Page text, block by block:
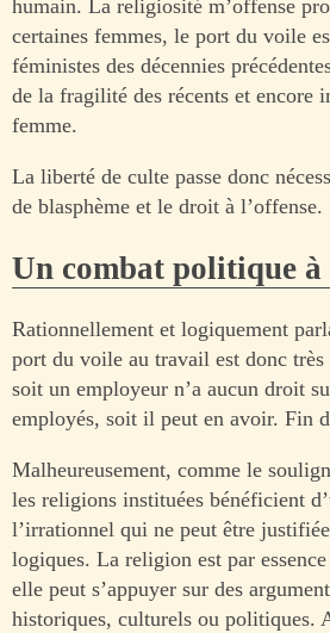
humain. La religiosité m’offense
certaines femmes, le port du voile
féministes des décennies
de la fragilité des récents et encore
femme.
La liberté de culte passe donc
de blasphème et le droit à l’offense.
Un combat politique à
Rationnellement et logiquement
port du voile au travail est donc
soit un employeur n’a aucun droit
employés, soit il peut en avoir. Fin
Malheureusement, comme le
les religions instituées bénéficient
l’irrationnel qui ne peut être
logiques. La religion est par
elle peut s’appuyer sur des
historiques, culturels ou politiques.